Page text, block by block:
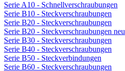
Serie A10 - Schnellverschraubungen
Serie B10 - Steckverschraubungen
Serie B20 - Steckverschraubungen
Serie B20 - Steckverschraubungen neu
Serie B30 - Steckverschraubungen
Serie B40 - Steckverschraubungen
Serie B50 - Steckverbindungen
Serie B60 - Steckverschraubungen